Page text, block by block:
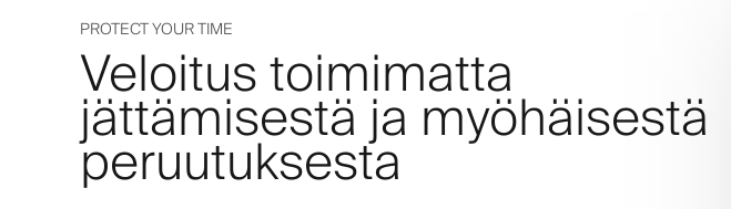
PROTECT YOUR TIME
Veloitus toimimatta
jättämisestä ja myöhäisestä
peruutuksesta